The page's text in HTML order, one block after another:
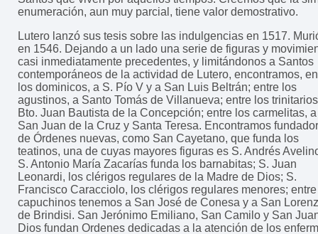
enumeración, aun muy parcial, tiene valor demostrativo.
Lutero lanzó sus tesis sobre las indulgencias en 1517.
en 1546. Dejando a un lado una serie de figuras y
casi inmediatamente precedentes, y limitándonos a Santos
contemporáneos de la actividad de Lutero, encontramos,
los dominicos, a S. Pío V y a San Luis Beltrán; entre los
agustinos, a Santo Tomás de Villanueva; entre los
Bto. Juan Bautista de la Concepción; entre los carmelitas, a
San Juan de la Cruz y Santa Teresa. Encontramos
de Órdenes nuevas, como San Cayetano, que funda los
teatinos, una de cuyas mayores figuras es S. Andrés
S. Antonio María Zacarías funda los barnabitas; S. Juan
Leonardi, los clérigos regulares de la Madre de Dios; S.
Francisco Caracciolo, los clérigos regulares menores;
capuchinos tenemos a San José de Conesa y a San
de Brindisi. San Jerónimo Emiliano, San Camilo y San
Dios fundan Ordenes dedicadas a la atención de los